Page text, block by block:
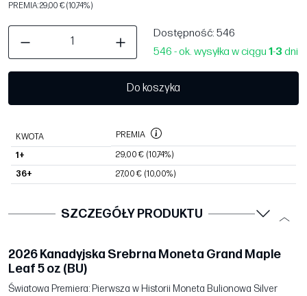
PREMIA: 29,00 € (10,74%)
Dostępność: 546
546 - ok. wysyłka w ciągu 1-3 dni
Do koszyka
KWOTA PREMIA
1+ 29,00 € (10,74%)
36+
27,00 € (10,00%)
SZCZEGÓŁY PRODUKTU
2026 Kanadyjska Srebrna Moneta Grand Maple
Leaf 5 oz (BU)
Światowa Premiera: Pierwsza w Historii Moneta Bulionowa Silver